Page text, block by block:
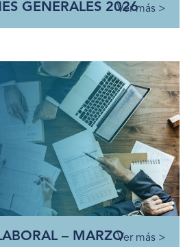
GENERALES 2026Ver más >
– MARZOVer más >